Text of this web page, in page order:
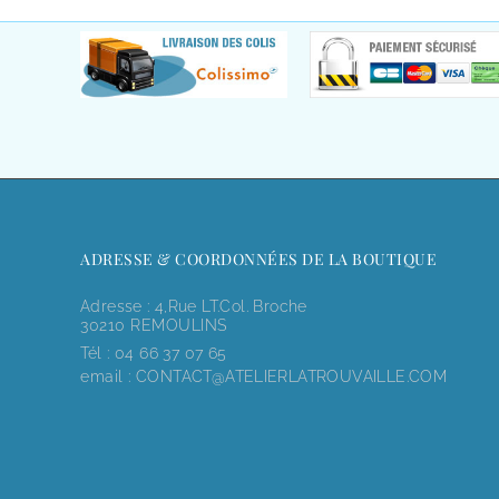
ADRESSE & COORDONNÉES DE LA BOUTIQUE
Adresse : 4,rue LT.Col. Broche
30210 REMOULINS
Tél : 04 66 37 07 65
email : CONTACT@ATELIERLATROUVAILLE.COM